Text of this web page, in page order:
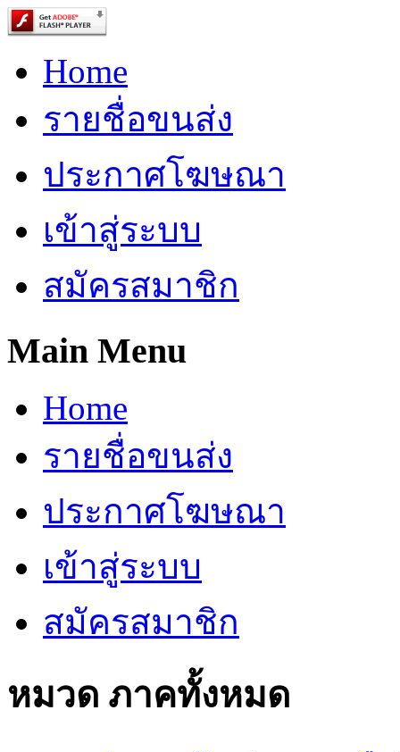
Home
รายชื่อขนส่ง
ประกาศโฆษณา
เข้าสู่ระบบ
สมัครสมาชิก
Main Menu
Home
รายชื่อขนส่ง
ประกาศโฆษณา
เข้าสู่ระบบ
สมัครสมาชิก
หมวด ภาคทั้งหมด